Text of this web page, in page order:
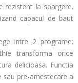
rezistent la spargere.
capacul de baut
intre 2 programe:
transforma orice
delicioasa. Functia
sau pre-amestecare a